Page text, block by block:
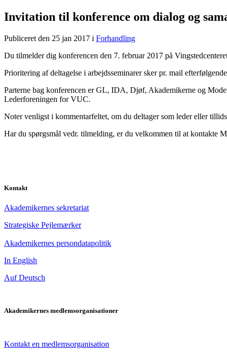
Invitation til konference om dialog og
Publiceret den 25 jan 2017 i Forhandling
Du tilmelder dig konferencen den 7. februar 2017 på
Prioritering af deltagelse i arbejdsseminarer sker pr. mail
Parterne bag konferencen er GL, IDA, Djøf, Akademikerne og
Lederforeningen for VUC.
Noter venligst i kommentarfeltet, om du deltager som leder eller
Har du spørgsmål vedr. tilmelding, er du velkommen til at kontakte
Kontakt
Akademikernes sekretariat
Strategiske Pejlemærker
Akademikernes persondatapolitik
In English
Auf Deutsch
Akademikernes medlemsorganisationer
Kontakt en medlemsorganisation